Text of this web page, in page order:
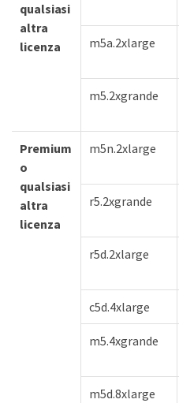
qualsiasi
altra
licenza
m5a.2xlarge
m5.2xgrande
Premium
o
qualsiasi
altra
licenza
m5n.2xlarge
r5.2xgrande
r5d.2xlarge
c5d.4xlarge
m5.4xgrande
m5d.8xlarge